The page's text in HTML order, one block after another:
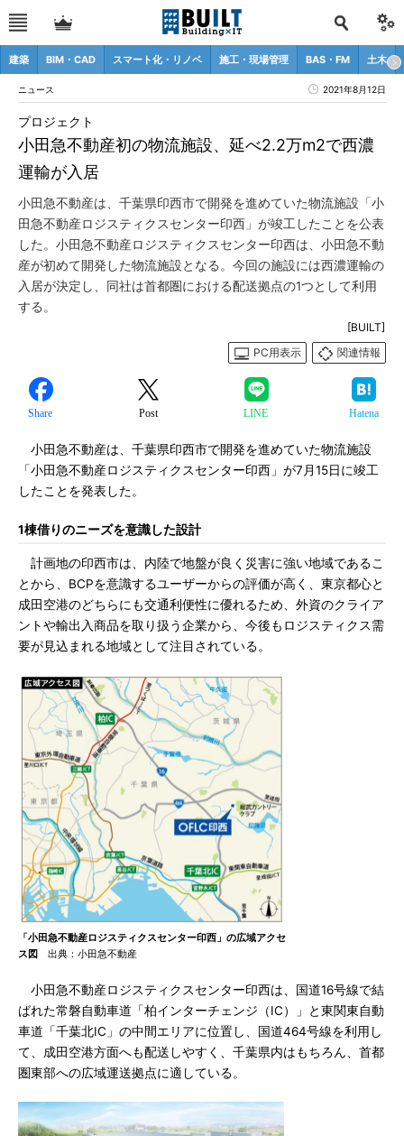
建築 BIM・CAD スマート化・リノベ 施工・現場管理 BAS・FM 土木
ニュース 2021年8月12日
小田急不動産初の物流施設、延べ2.2万m2で西濃
運輸が入居
プロジェクト
小田急不動産は、千葉県印西市で開発を進めていた物流施設「小
田急不動産ロジスティクスセンター印西」が竣工したことを公表
した。小田急不動産ロジスティクスセンター印西は、小田急不動
産が初めて開発した物流施設となる。今回の施設には西濃運輸の
入居が決定し、同社は首都圏における配送拠点の1つとして利用
する。
[BUILT]
PC用表示
関連情報
Share Post LINE Hatena
小田急不動産は、千葉県印西市で開発を進めていた物流施設
「小田急不動産ロジスティクスセンター印西」が7月15日に竣工
したことを発表した。
1棟借りのニーズを意識した設計
計画地の印西市は、内陸で地盤が良く災害に強い地域であるこ
とから、BCPを意識するユーザーからの評価が高く、東京都心と
成田空港のどちらにも交通利便性に優れるため、外資のクライア
ントや輸出入商品を取り扱う企業から、今後もロジスティクス需
要が見込まれる地域として注目されている。
「小田急不動産ロジスティクスセンター印西」の広域アクセ
ス図
出典：小田急不動産
小田急不動産ロジスティクスセンター印西は、国道16号線で結
ばれた常磐自動車道「柏インターチェンジ（IC）」と東関東自動
車道「千葉北IC」の中間エリアに位置し、国道464号線を利用し
て、成田空港方面へも配送しやすく、千葉県内はもちろん、首都
圏東部への広域運送拠点に適している。